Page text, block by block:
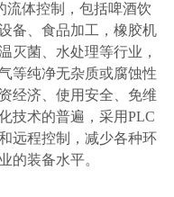
流体控制，包括啤酒饮
备、食品加工，橡胶机
灭菌、水处理等行业，
等纯净无杂质或腐蚀性
经济、使用安全、免维
技术的普遍，采用PLC
远程控制，减少各种环
的装备水平。